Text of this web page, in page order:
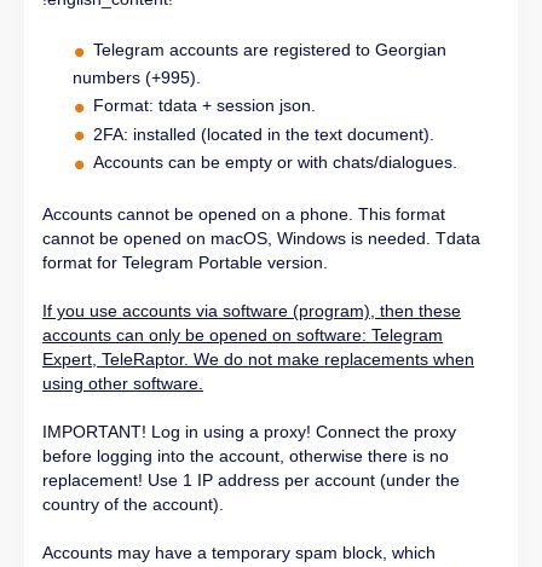
Telegram accounts are registered to Georgian
numbers (+995).
Format: tdata + session json.
2FA: installed (located in the text document).
Accounts can be empty or with chats/dialogues.
Accounts cannot be opened on a phone. This format
cannot be opened on macOS, Windows is needed. Tdata
format for Telegram Portable version.
If you use accounts via software (program), then these
accounts can only be opened on software: Telegram
Expert, TeleRaptor. We do not make replacements when
using other software.
IMPORTANT! Log in using a proxy! Connect the proxy
before logging into the account, otherwise there is no
replacement! Use 1 IP address per account (under the
country of the account).
Accounts may have a temporary spam block, which